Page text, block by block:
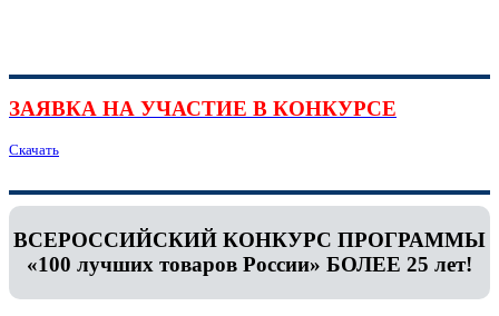
ЗАЯВКА НА УЧАСТИЕ В КОНКУРСЕ
Скачать
ВСЕРОССИЙСКИЙ КОНКУРС ПРОГРАММЫ
«100 лучших товаров России» БОЛЕЕ 25 лет!